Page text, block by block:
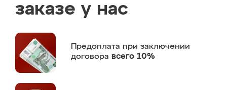
заказе у нас
Предоплата при заключении
договора всего 10%